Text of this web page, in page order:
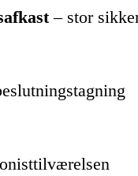
– stor